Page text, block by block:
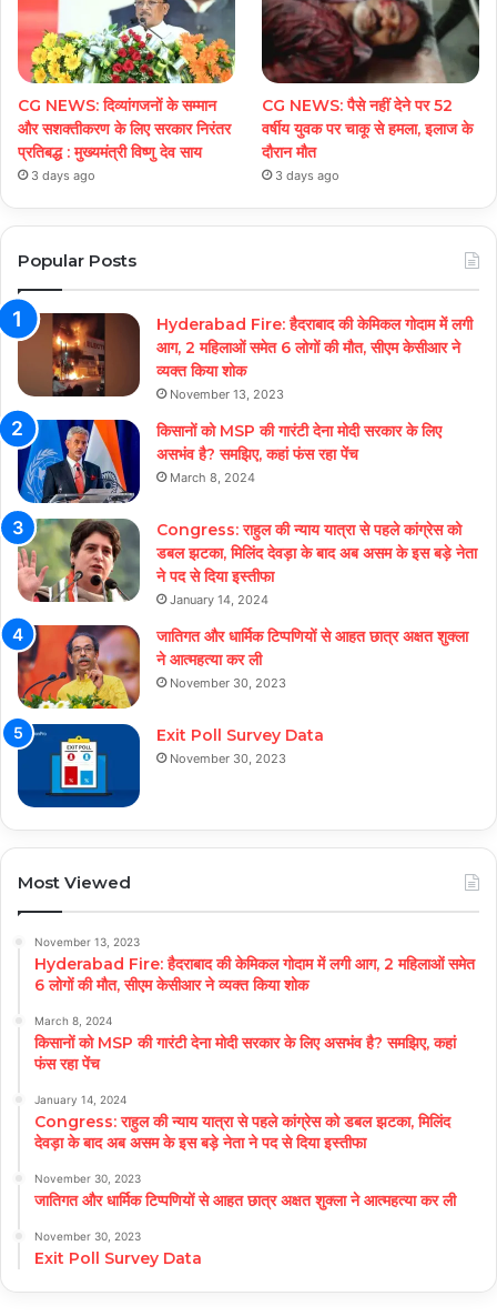
CG NEWS: दिव्यांगजनों के सम्मान
और सशक्तीकरण के लिए सरकार निरंतर
प्रतिबद्ध : मुख्यमंत्री विष्णु देव साय
3 days ago
CG NEWS: पैसे नहीं देने पर 52
वर्षीय युवक पर चाकू से हमला, इलाज के
दौरान मौत
3 days ago
Popular Posts
Hyderabad Fire: हैदराबाद की केमिकल गोदाम में लगी
आग, 2 महिलाओं समेत 6 लोगों की मौत, सीएम केसीआर ने
व्यक्त किया शोक
November 13, 2023
किसानों को MSP की गारंटी देना मोदी सरकार के लिए
असभंव है? समझिए, कहां फंस रहा पेंच
March 8, 2024
Congress: राहुल की न्याय यात्रा से पहले कांग्रेस को
डबल झटका, मिलिंद देवड़ा के बाद अब असम के इस बड़े नेता
ने पद से दिया इस्तीफा
January 14, 2024
जातिगत और धार्मिक टिप्पणियों से आहत छात्र अक्षत शुक्ला
ने आत्महत्या कर ली
November 30, 2023
Exit Poll Survey Data
November 30, 2023
Most Viewed
November 13, 2023
Hyderabad Fire: हैदराबाद की केमिकल गोदाम में लगी आग, 2 महिलाओं समेत
6 लोगों की मौत, सीएम केसीआर ने व्यक्त किया शोक
March 8, 2024
किसानों को MSP की गारंटी देना मोदी सरकार के लिए असभंव है? समझिए, कहां
फंस रहा पेंच
January 14, 2024
Congress: राहुल की न्याय यात्रा से पहले कांग्रेस को डबल झटका, मिलिंद
देवड़ा के बाद अब असम के इस बड़े नेता ने पद से दिया इस्तीफा
November 30, 2023
जातिगत और धार्मिक टिप्पणियों से आहत छात्र अक्षत शुक्ला ने आत्महत्या कर ली
November 30, 2023
Exit Poll Survey Data